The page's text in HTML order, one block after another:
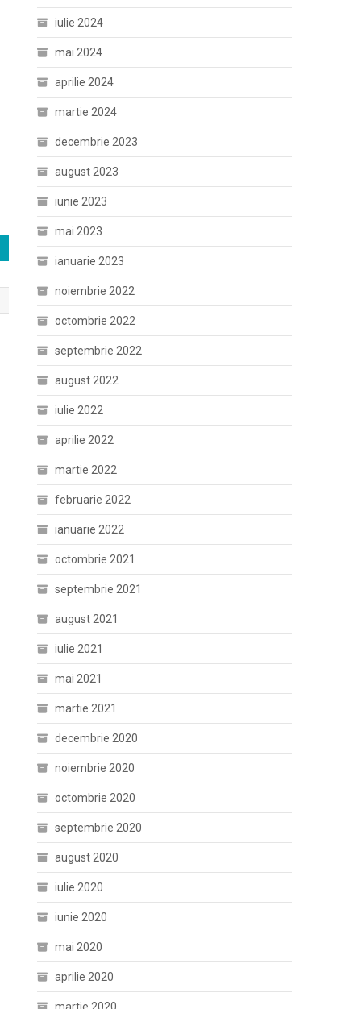
iulie 2024
mai 2024
aprilie 2024
martie 2024
decembrie 2023
august 2023
iunie 2023
mai 2023
ianuarie 2023
noiembrie 2022
octombrie 2022
septembrie 2022
august 2022
iulie 2022
aprilie 2022
martie 2022
februarie 2022
ianuarie 2022
octombrie 2021
septembrie 2021
august 2021
iulie 2021
mai 2021
martie 2021
decembrie 2020
noiembrie 2020
octombrie 2020
septembrie 2020
august 2020
iulie 2020
iunie 2020
mai 2020
aprilie 2020